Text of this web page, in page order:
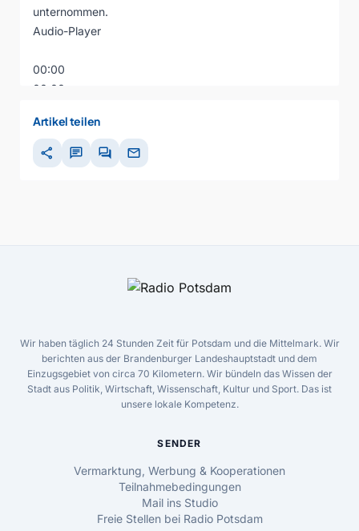
unternommen.
Audio-Player
00:00
00:00
Artikel teilen
share chat forum mail
Wir haben täglich 24 Stunden Zeit für Potsdam und die Mittelmark. Wir
berichten aus der Brandenburger Landeshauptstadt und dem
Einzugsgebiet von circa 70 Kilometern. Wir bündeln das Wissen der
Stadt aus Politik, Wirtschaft, Wissenschaft, Kultur und Sport. Das ist
unsere lokale Kompetenz.
SENDER
Vermarktung, Werbung & Kooperationen
Teilnahmebedingungen
Mail ins Studio
Freie Stellen bei Radio Potsdam